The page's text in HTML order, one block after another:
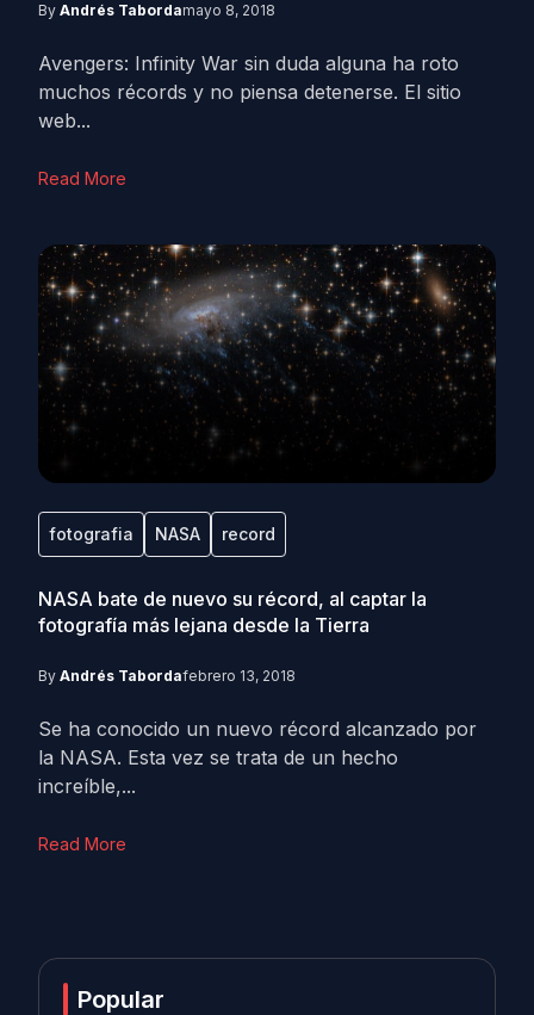
By Andrés Tabordamayo 8, 2018
Avengers: Infinity War sin duda alguna ha roto
muchos récords y no piensa detenerse. El sitio
web...
Read More
fotografia NASA record
NASA bate de nuevo su récord, al captar la
fotografía más lejana desde la Tierra
By Andrés Tabordafebrero 13, 2018
Se ha conocido un nuevo récord alcanzado por
la NASA. Esta vez se trata de un hecho
increíble,...
Read More
Popular